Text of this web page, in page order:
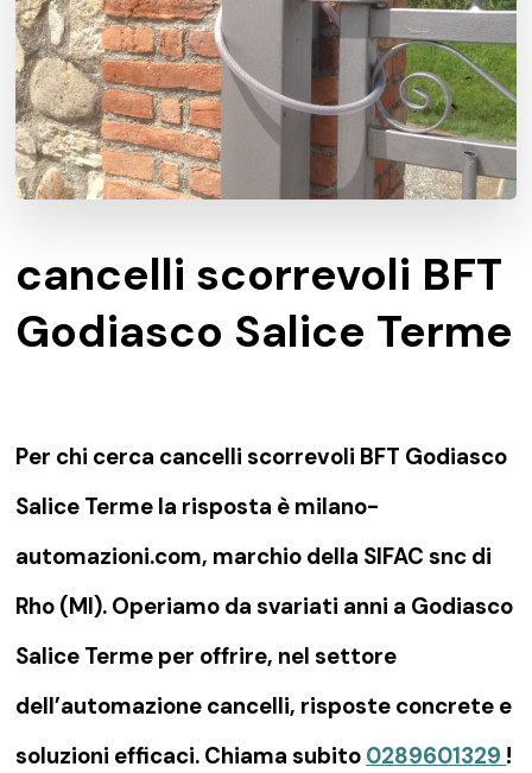
cancelli scorrevoli BFT
Godiasco Salice Terme
Per chi cerca cancelli scorrevoli BFT Godiasco
Salice Terme la risposta è milano-
automazioni.com, marchio della SIFAC snc di
Rho (MI). Operiamo da svariati anni a Godiasco
Salice Terme per offrire, nel settore
dell’automazione cancelli, risposte concrete e
soluzioni efficaci. Chiama subito 0289601329 !